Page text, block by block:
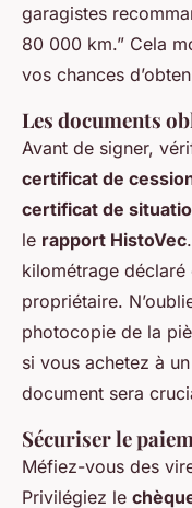
garagistes
80 000 km.” Cela
vos chances
Les documents
Avant de signer,
certificat de
certificat de
le rapport HistoVec
kilométrage déclaré
propriétaire.
photocopie de la
si vous achetez à
document sera
Sécuriser le
Méfiez-vous des
Privilégiez le